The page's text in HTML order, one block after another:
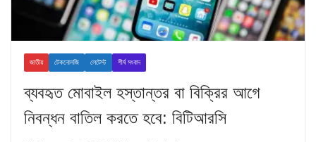
জাতীয় টেকনোলজি লেটেস্ট শীর্ষ সংবাদ
ব্যবহৃত মোবাইল হস্তান্তর বা বিক্রির আগে
নিবন্ধন বাতিল করতে হবে: বিটিআরসি